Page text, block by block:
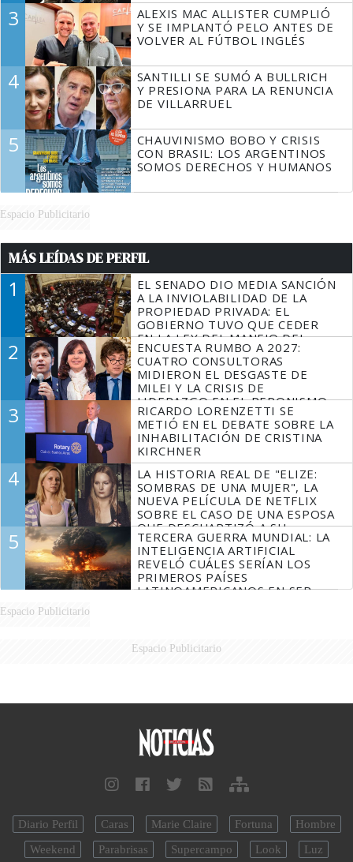
3
ALEXIS MAC ALLISTER CUMPLIÓ
Y SE IMPLANTÓ PELO ANTES DE
VOLVER AL FÚTBOL INGLÉS
4
SANTILLI SE SUMÓ A BULLRICH
Y PRESIONA PARA LA RENUNCIA
DE VILLARRUEL
5
CHAUVINISMO BOBO Y CRISIS
CON BRASIL: LOS ARGENTINOS
SOMOS DERECHOS Y HUMANOS
Espacio Publicitario
MÁS LEÍDAS DE PERFIL
1
EL SENADO DIO MEDIA SANCIÓN
A LA INVIOLABILIDAD DE LA
PROPIEDAD PRIVADA: EL
GOBIERNO TUVO QUE CEDER
EN LA LEY DEL MANEJO DEL
FUEGO
2
ENCUESTA RUMBO A 2027:
CUATRO CONSULTORAS
MIDIERON EL DESGASTE DE
MILEI Y LA CRISIS DE
LIDERAZGO EN EL PERONISMO
3
RICARDO LORENZETTI SE
METIÓ EN EL DEBATE SOBRE LA
INHABILITACIÓN DE CRISTINA
KIRCHNER
4
LA HISTORIA REAL DE "ELIZE:
SOMBRAS DE UNA MUJER", LA
NUEVA PELÍCULA DE NETFLIX
SOBRE EL CASO DE UNA ESPOSA
QUE DESCUARTIZÓ A SU
MARIDO
5
TERCERA GUERRA MUNDIAL: LA
INTELIGENCIA ARTIFICIAL
REVELÓ CUÁLES SERÍAN LOS
PRIMEROS PAÍSES
LATINOAMERICANOS EN SER
Espacio Publicitario
Espacio Publicitario
Diario Perfil Caras Marie Claire Fortuna
Hombre
Weekend
Parabrisas Supercampo Look Luz